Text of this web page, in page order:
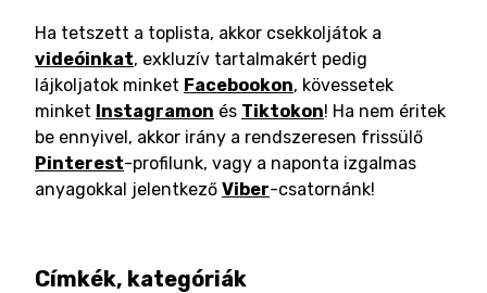
Ha tetszett a toplista, akkor csekkoljátok a
videóinkat, exkluzív tartalmakért pedig
lájkoljatok minket Facebookon, kövessetek
minket Instagramon és Tiktokon! Ha nem éritek
be ennyivel, akkor irány a rendszeresen frissülő
Pinterest-profilunk, vagy a naponta izgalmas
anyagokkal jelentkező Viber-csatornánk!
Címkék, kategóriák